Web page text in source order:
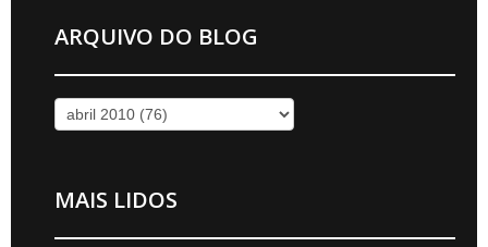
ARQUIVO DO BLOG
MAIS LIDOS